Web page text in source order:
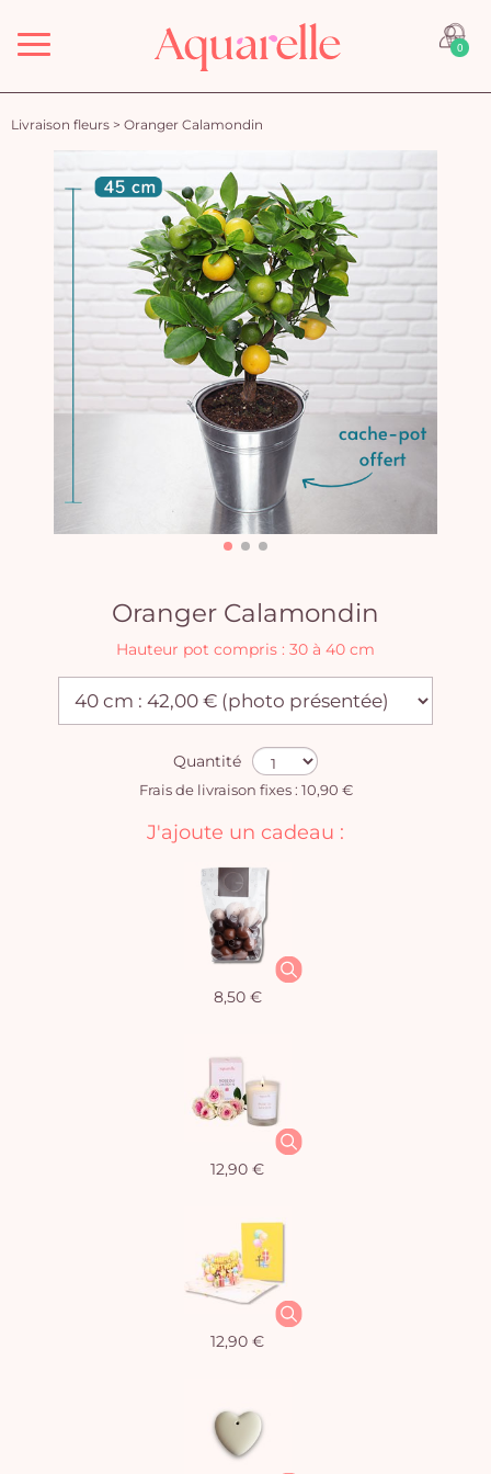
Menu 0
Livraison fleurs > Oranger Calamondin
Oranger Calamondin
Hauteur pot compris : 30 à 40 cm
Quantité
Frais de livraison fixes : 10,90 €
J'ajoute un cadeau :
8,50 €
12,90 €
12,90 €